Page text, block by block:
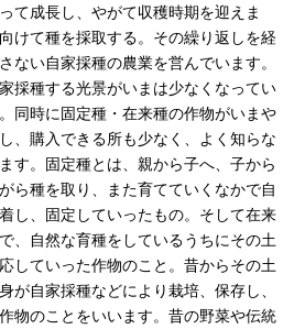
て成長し、やがて収穫時期を迎えま
けて種を採取する。その繰り返しを経
ない自家採種の農業を営んでいます。
採種する光景がいまは少なくなってい
同時に固定種・在来種の作物がいまや
、購入できる所も少なく、よく知らな
す。固定種とは、親から子へ、子から
ら種を取り、また育てていくなかで自
し、固定していったもの。そして在来
、自然な育種をしているうちにその土
していった作物のこと。昔からその土
が自家採種などにより栽培、保存し、
物のことをいいます。昔の野菜や伝統